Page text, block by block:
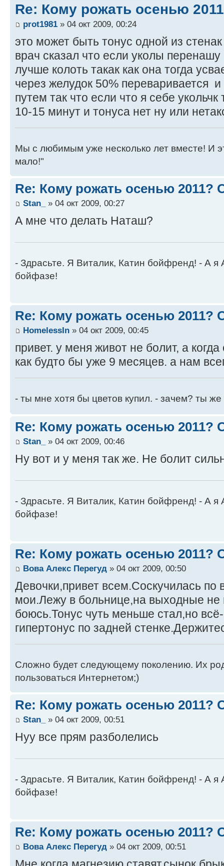
Re: Кому рожать осенью
prot1981 » 04 окт 2009, 00:24
это может быть тонус одной из
врач сказал что если уколы
лучше колоть такак как она тогда
через желудок 50% переваривается
путем так что если что я себе
10-15 минут и тонуса нет ну или
Мы с любимым уже несколько лет вместе! И
мало!"
Re: Кому рожать осенью 2011?
Stan_ » 04 окт 2009, 00:27
А мне что делать Наташ?
- Здрасьте. Я Виталик, Катин бойфренд! - А я
бойфазе!
Re: Кому рожать осенью 2011?
HomelessIn » 04 окт 2009, 00:45
привет. у меня живот не болит, а
как будто бы уже 9 месяцев. а нам
- ты мне хотя бы цветов купил. - зачем? ты
Re: Кому рожать осенью 2011?
Stan_ » 04 окт 2009, 00:46
Ну вот и у меня так же. Не болит
- Здрасьте. Я Виталик, Катин бойфренд! - А я
бойфазе!
Re: Кому рожать осенью 2011?
Вова Алекс Перегуд » 04 окт 2009, 00:50
Девочки,привет всем.Соскучилась
мои.Лежу в больнице,на выходные не
боюсь.Тонус чуть меньше стал,но
гипертонус по задней
Сложно будет следующему поколению. Их
пользоваться Интернетом;)
Re: Кому рожать осенью 2011?
Stan_ » 04 окт 2009, 00:51
Нуу все прям разболелись
- Здрасьте. Я Виталик, Катин бойфренд! - А я
бойфазе!
Re: Кому рожать осенью 2011?
Вова Алекс Перегуд » 04 окт 2009, 00:51